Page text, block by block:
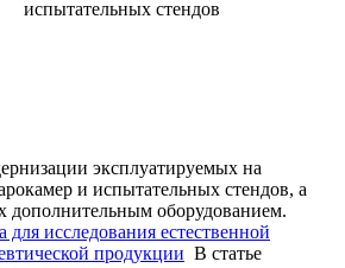
эксплуатируемых на
и испытательных стендов, а
дополнительным оборудованием.
для исследования естественной
продукции В статье